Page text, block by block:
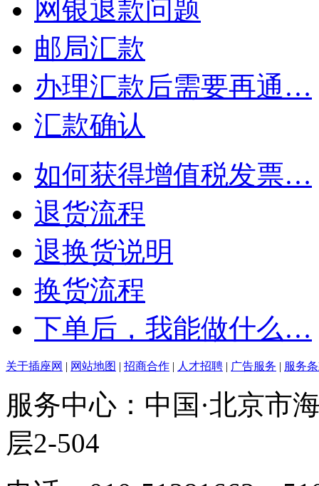
网银退款问题
邮局汇款
办理汇款后需要再通…
汇款确认
如何获得增值税发票…
退货流程
退换货说明
换货流程
下单后，我能做什么…
关于插座网 | 网站地图 | 招商合作 | 人才招聘 | 广告服务 | 服务
服务中心：中国·北京市
层2-504